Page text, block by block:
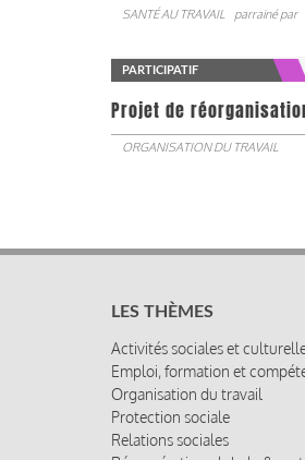
SANTÉ AU TRAVAIL
parrainé par
PARTICIPATIF
Projet de
ORGANISATION DU TRAVAIL
LES THÈMES
Activités sociales et
Emploi, formation et
Organisation du travail
Protection sociale
Relations sociales